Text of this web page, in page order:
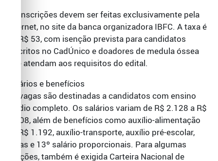
As inscrições devem ser feitas exclusivamente pela
internet, no site da banca organizadora IBFC. A taxa é
de R$ 53, com isenção prevista para candidatos
inscritos no CadÚnico e doadores de medula óssea
que atendam aos requisitos do edital.
Salários e benefícios
As vagas são destinadas a candidatos com ensino
médio completo. Os salários variam de R$ 2.128 a R$
4.008, além de benefícios como auxílio-alimentação
de R$ 1.192, auxílio-transporte, auxílio pré-escolar,
férias e 13º salário proporcionais. Para algumas
funções, também é exigida Carteira Nacional de